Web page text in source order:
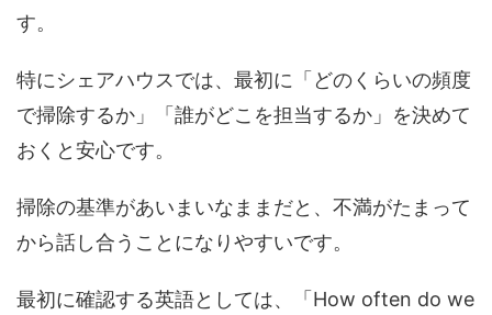
す。
特にシェアハウスでは、最初に「どのくらいの頻度
で掃除するか」「誰がどこを担当するか」を決めて
おくと安心です。
掃除の基準があいまいなままだと、不満がたまって
から話し合うことになりやすいです。
最初に確認する英語としては、「How often do we